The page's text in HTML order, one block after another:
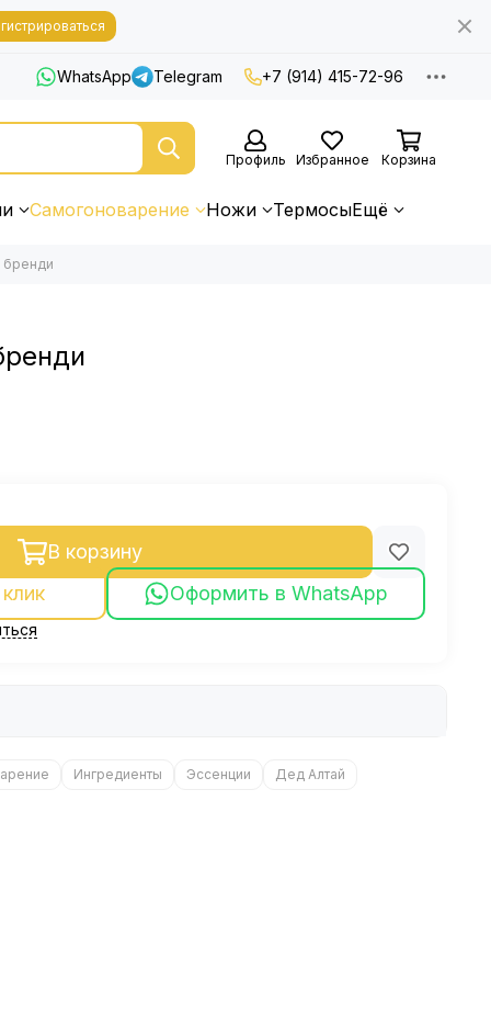
WhatsApp Telegram +7 (914) 415-72-96
Профиль Избранное Корзина
Самогоноварение Ножи ТермосыЕщё
бренди
В корзину
Оформить в WhatsApp
Ингредиенты Эссенции
Дед Алтай